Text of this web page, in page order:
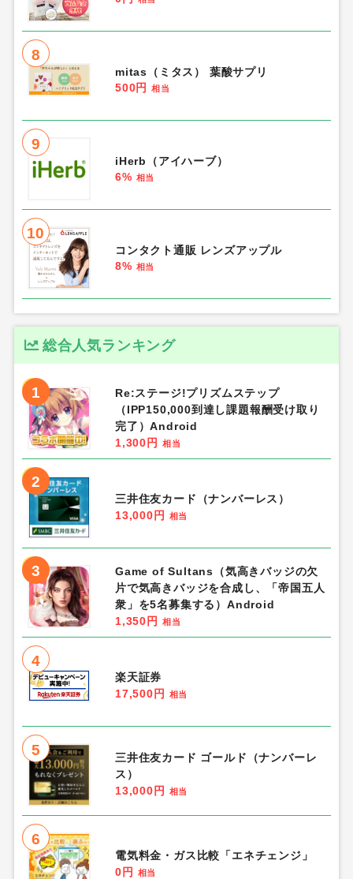
8
mitas（ミタス） 葉酸サプリ
500円
相当
9
iHerb（アイハーブ）
6% 相当
10
コンタクト通販 レンズアップル
8% 相当
総合人気ランキング
1
Re:ステージ!プリズムステップ
（IPP150,000到達し課題報酬受け取り
完了）Android
1,300円
相当
2
三井住友カード（ナンバーレス）
13,000円
相当
3
Game of Sultans（気高きバッジの欠
片で気高きバッジを合成し、「帝国五人
衆」を5名募集する）Android
1,350円
相当
4
楽天証券
17,500円
相当
5
三井住友カード ゴールド（ナンバーレ
ス）
13,000円
相当
6
電気料金・ガス比較「エネチェンジ」
0円
相当